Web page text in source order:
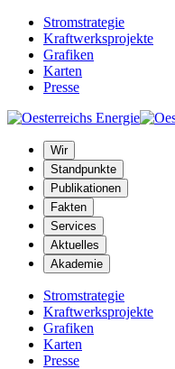
Stromstrategie
Kraftwerksprojekte
Grafiken
Karten
Presse
Wir
Standpunkte
Publikationen
Fakten
Services
Aktuelles
Akademie
Stromstrategie
Kraftwerksprojekte
Grafiken
Karten
Presse